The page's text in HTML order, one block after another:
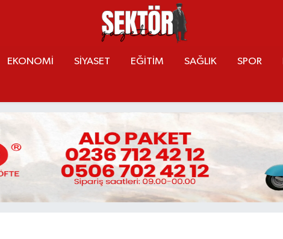
EKONOMİ SİYASET EĞİTİM SAĞLIK SPOR